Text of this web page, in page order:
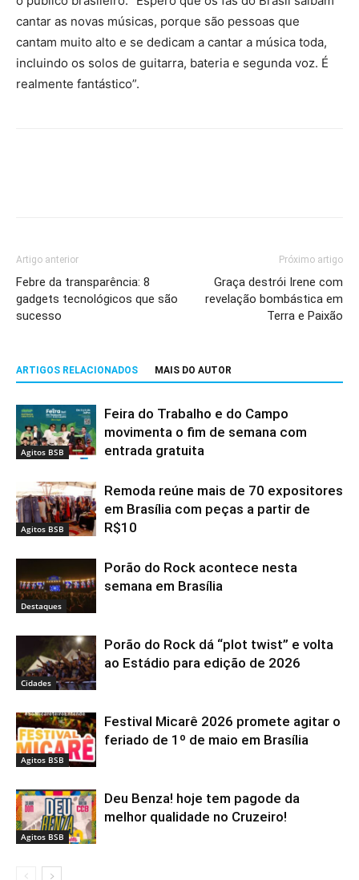
cantar as novas músicas, porque são pessoas que
cantam muito alto e se dedicam a cantar a música toda,
incluindo os solos de guitarra, bateria e segunda voz. É
realmente fantástico”.
Artigo anterior
Febre da transparência: 8
gadgets tecnológicos que são
sucesso
Próximo artigo
Graça destrói Irene com
revelação bombástica em
Terra e Paixão
ARTIGOS RELACIONADOS MAIS DO AUTOR
Agitos BSB
Feira do Trabalho e do Campo
movimenta o fim de semana com
entrada gratuita
Agitos BSB
Remoda reúne mais de 70 expositores
em Brasília com peças a partir de
R$10
Destaques
Porão do Rock acontece nesta
semana em Brasília
Cidades
Porão do Rock dá “plot twist” e volta
ao Estádio para edição de 2026
Agitos BSB
Festival Micarê 2026 promete agitar o
feriado de 1º de maio em Brasília
Agitos BSB
Deu Benza! hoje tem pagode da
melhor qualidade no Cruzeiro!